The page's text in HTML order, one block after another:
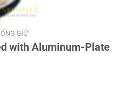
GIỮ
with Aluminum-Plate